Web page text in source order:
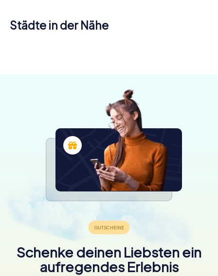
Städte in der Nähe
Schenke deinen Liebsten ein
aufregendes Erlebnis